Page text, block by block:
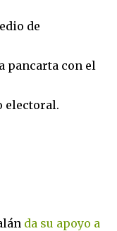
de
pancarta con el
electoral.
da su apoyo a